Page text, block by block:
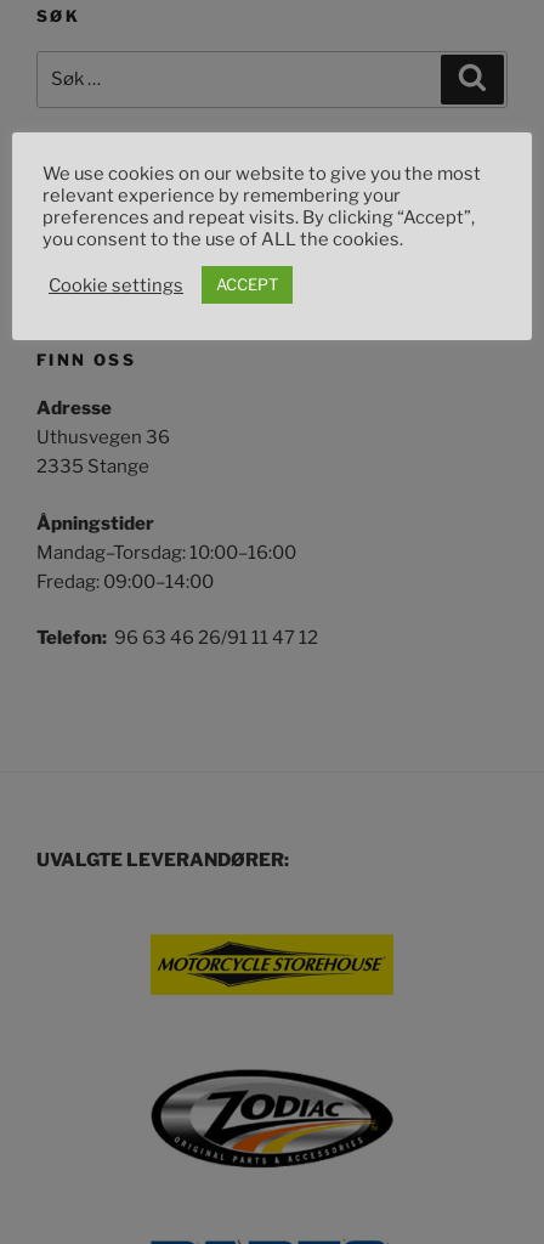
SØK
OM DETTE NETTSTEDET
Toms Custom Garage din lokale leverandør av mc
deler/tilbehør
FINN OSS
Adresse
Uthusvegen 36
2335 Stange
Åpningstider
Mandag–Torsdag: 10:00–16:00
Fredag: 09:00–14:00
Telefon: 96 63 46 26/91 11 47 12
UVALGTE LEVERANDØRER:
We use cookies on our website to give you the most
relevant experience by remembering your
preferences and repeat visits. By clicking “Accept”,
you consent to the use of ALL the cookies.
Cookie settings ACCEPT